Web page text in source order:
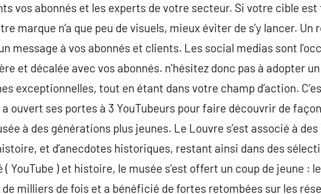
vos abonnés et les experts de votre secteur. Si votre cible
marque n’a que peu de visuels, mieux éviter de s’y lancer. Un
message à vos abonnés et clients. Les social medias sont
et décalée avec vos abonnés. n’hésitez donc pas à adopter
exceptionnelles, tout en étant dans votre champ d’action.
a ouvert ses portes à 3 YouTubeurs pour faire découvrir de
à des générations plus jeunes. Le Louvre s’est associé à
et d’anecdotes historiques, restant ainsi dans des
YouTube ) et histoire, le musée s’est offert un coup de jeune :
de milliers de fois et a bénéficié de fortes retombées sur les